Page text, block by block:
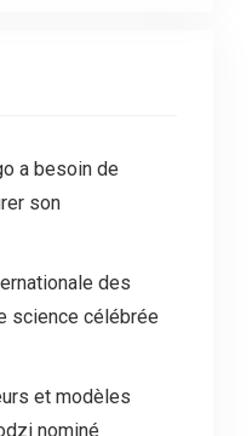
a besoin de
son
des
science célébrée
et modèles
nominé